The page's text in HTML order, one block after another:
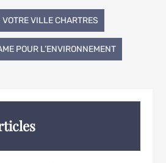
VILLE CHARTRES
POUR L’ENVIRONNEMENT